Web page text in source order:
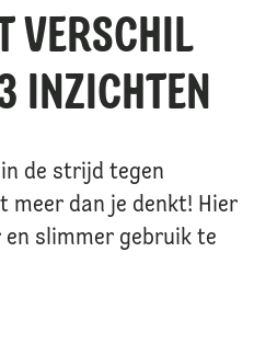
VERSCHIL
INZICHTEN
de strijd tegen
meer dan je denkt! Hier
slimmer gebruik te